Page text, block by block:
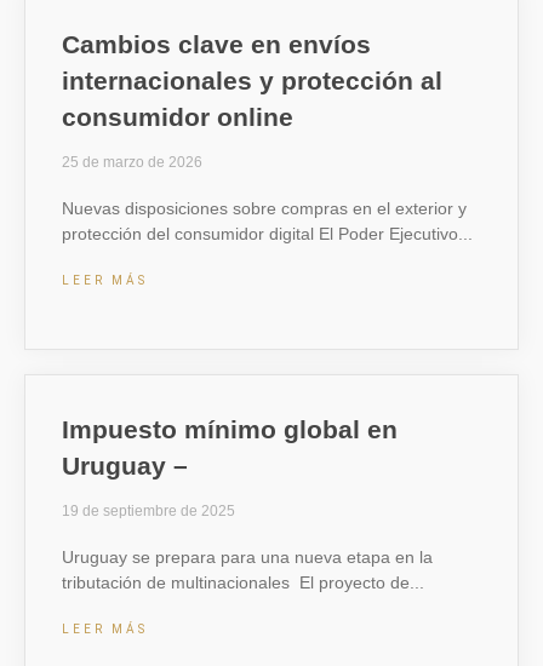
Cambios clave en envíos
internacionales y protección al
consumidor online
25 de marzo de 2026
Nuevas disposiciones sobre compras en el exterior y
protección del consumidor digital El Poder Ejecutivo
LEER MÁS
Impuesto mínimo global en
Uruguay –
19 de septiembre de 2025
Uruguay se prepara para una nueva etapa en la
tributación de multinacionales El proyecto de
LEER MÁS